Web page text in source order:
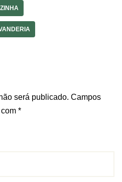
será publicado. Campos
*